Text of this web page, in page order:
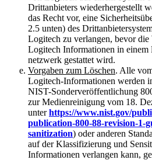
Drittanbieters wiederhergestellt
das Recht vor, eine
2.5 unten) des
Logitech zu verlangen, bevor die
Logitech Informationen in einem
netzwerk gestattet wird.
Vorgaben zum Löschen. Alle
Logitech-Informationen werden
NIST-Sonderveröffentlichung
zur Medienreinigung vom 18.
unterhttps://www.nist.gov/
publication-800-88-revision-1-
sanitization) oder anderen
auf der Klassifizierung und
Informationen verlangen kann,